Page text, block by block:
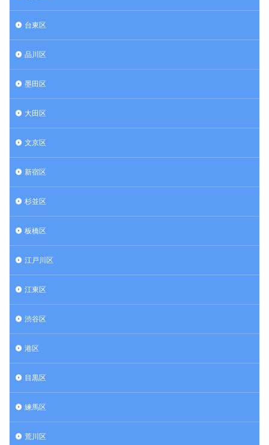
台東区
品川区
墨田区
大田区
文京区
新宿区
杉並区
板橋区
江戸川区
江東区
渋谷区
港区
目黒区
練馬区
荒川区